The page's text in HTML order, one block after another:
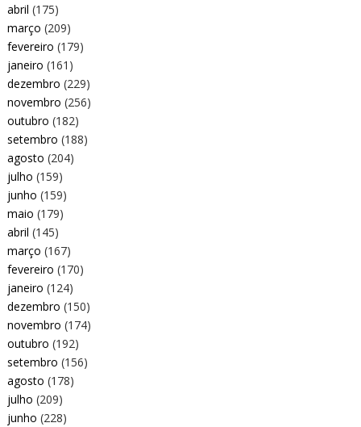
abril (175)
março (209)
fevereiro (179)
janeiro (161)
dezembro (229)
novembro (256)
outubro (182)
setembro (188)
agosto (204)
julho (159)
junho (159)
maio (179)
abril (145)
março (167)
fevereiro (170)
janeiro (124)
dezembro (150)
novembro (174)
outubro (192)
setembro (156)
agosto (178)
julho (209)
junho (228)